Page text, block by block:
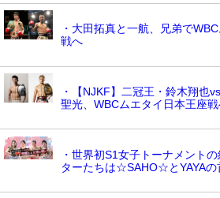
・大田拓真と一航、兄弟で
戦へ
・【NJKF】二冠王・鈴木翔也
聖光、WBCムエタイ日本王座
・世界初S1女子トーナメント
ターたちは☆SAHO☆とYAYAの